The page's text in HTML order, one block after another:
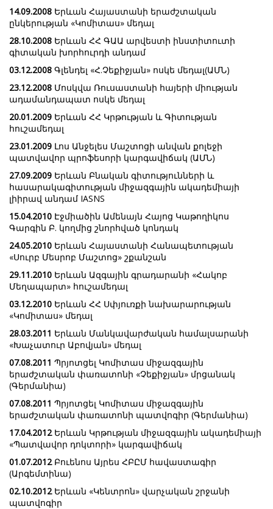
14.09.2008 Երևան Հայաստանի երաժշտական
ընկերության «Կոմիտաս» մեդալ
28.10.2008 Երևան ՀՀ ԳԱԱ արվեստի ինստիտուտի
գիտական խորհուրդի անդամ
03.12.2008 Գլենդել «Հ.Չեքիջյան» ոսկե մեդալ(ԱՄՆ)
23.12.2008 Մոսկվա Ռուսաստանի հայերի միության
ադամանդապատ ոսկե մեդալ
20.01.2009 Երևան ՀՀ Կրթության և Գիտության
հուշամեդալ
23.01.2009 Լոս Անջելես Մաշտոցի անվան քոլեջի
պատվավոր պրոֆեսորի կարգավիճակ (ԱՄՆ)
27.09.2009 Երևան Բնական գիտությունների և
հասարակագիտության միջազգային ակադեմիայի
լիիրավ անդամ IASNS
15.04.2010 Էջմիածին Ամենայն Հայոց Կաթողիկոս
Գարգին Բ. կողմից շնորհված կոնդակ
24.05.2010 Երևան Հայաստանի Հանապետության
«Սուրբ Մեսրոբ Մաշտոց» շքանշան
29.11.2010 Երևան Ազգային գրադարանի «Հակոբ
Մեղապարտ» հուշամեդալ
03.12.2010 Երևան ՀՀ Սփյուռքի նախարարության
«Կոմիտաս» մեդալ
28.03.2011 Երևան Մանկավարժական համալսարանի
«Խաչատուր Աբովյան» մեդալ
07.08.2011 Պրյոտցել Կոմիտաս միջազգային
երաժշտական փառատոնի «Չեքիջյան» մրցանակ
(Գերմանիա)
07.08.2011 Պրյոտցել Կոմիտաս միջազգային
երաժշտական փառատոնի պատվոգիր (Գերմանիա)
17.04.2012Երևան Կրթության միջազգային ակադեմիայի
«Պատվավոր դոկտորի» կարգավիճակ
01.07.2012Բուենոս Այրես ՀԲԸՄ հավաստագիր
(Արգեմտինա)
02.10.2012Երևան «Կենտրոն» վարչական շրջանի
պատվոգիր